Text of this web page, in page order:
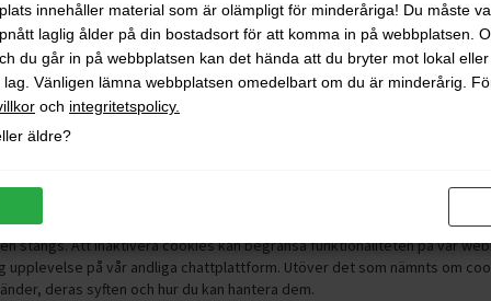
dig gratis nu!
information om användningen av cookies och därigenom besluta fall för
för att automatiskt acceptera cookies under vissa
stängs. Att inaktivera cookies kan begränsa funktionaliteten på vår
på vår andliga chattplattform. Utöver det som nämnts om
deras syften och hur du kan hantera dem.
innehåller material som är olämpligt för minderåriga! Du måste
laglig ålder på din bostadsort för att komma in på webbplatsen.
du går in på webbplatsen kan det hända att du bryter mot lokal eller
lag. Vänligen lämna webbplatsen omedelbart om du är minderårig.
och integritetspolicy.
äldre?